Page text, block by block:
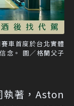
車首度於台北實體
念。 圖／格蘭父子
執著，Aston